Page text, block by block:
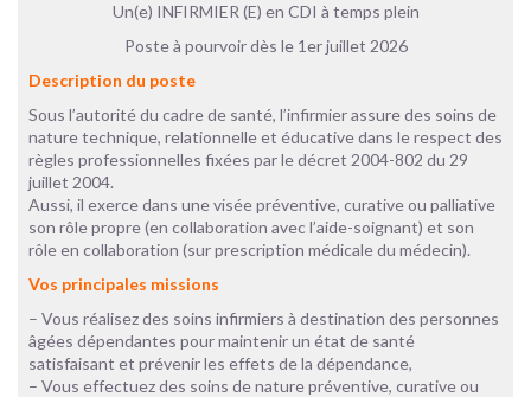
Un(e) INFIRMIER (E) en CDI à temps plein
Poste à pourvoir dès le 1er juillet 2026
Description du poste
Sous l’autorité du cadre de santé, l’infirmier assure des soins de
nature technique, relationnelle et éducative dans le respect des
règles professionnelles fixées par le décret 2004-802 du 29
juillet 2004.
Aussi, il exerce dans une visée préventive, curative ou palliative
son rôle propre (en collaboration avec l’aide-soignant) et son
rôle en collaboration (sur prescription médicale du médecin).
Vos principales missions
– Vous réalisez des soins infirmiers à destination des personnes
âgées dépendantes pour maintenir un état de santé
satisfaisant et prévenir les effets de la dépendance,
– Vous effectuez des soins de nature préventive, curative ou